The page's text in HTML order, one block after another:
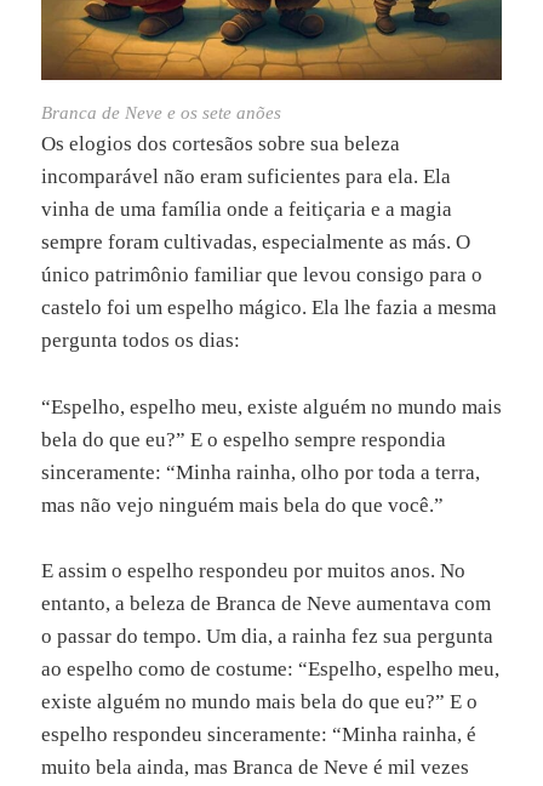
Branca de Neve e os sete anões
Os elogios dos cortesãos sobre sua beleza
incomparável não eram suficientes para ela. Ela
vinha de uma família onde a feitiçaria e a magia
sempre foram cultivadas, especialmente as más. O
único patrimônio familiar que levou consigo para o
castelo foi um espelho mágico. Ela lhe fazia a mesma
pergunta todos os dias:
“Espelho, espelho meu, existe alguém no mundo mais
bela do que eu?” E o espelho sempre respondia
sinceramente: “Minha rainha, olho por toda a terra,
mas não vejo ninguém mais bela do que você.”
E assim o espelho respondeu por muitos anos. No
entanto, a beleza de Branca de Neve aumentava com
o passar do tempo. Um dia, a rainha fez sua pergunta
ao espelho como de costume: “Espelho, espelho meu,
existe alguém no mundo mais bela do que eu?” E o
espelho respondeu sinceramente: “Minha rainha, é
muito bela ainda, mas Branca de Neve é mil vezes